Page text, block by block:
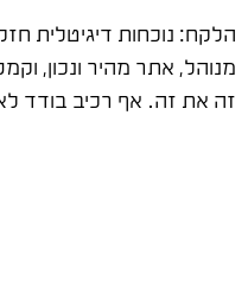
הלקח: נוכחות דיגיטלית
מנוהל, אתר מהיר ונכון,
זה את זה. אף רכיב בודד